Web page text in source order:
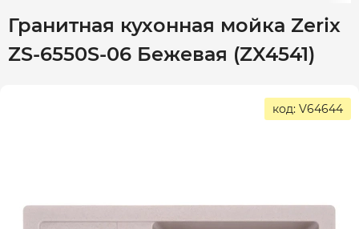
Гранитная кухонная мойка Zerix
ZS-6550S-06 Бежевая (ZX4541)
код: V64644